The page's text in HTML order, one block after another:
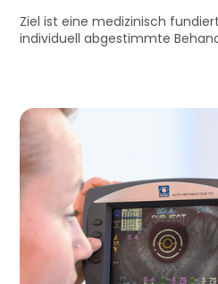
Ziel ist eine medizinisch
individuell abgestimmte